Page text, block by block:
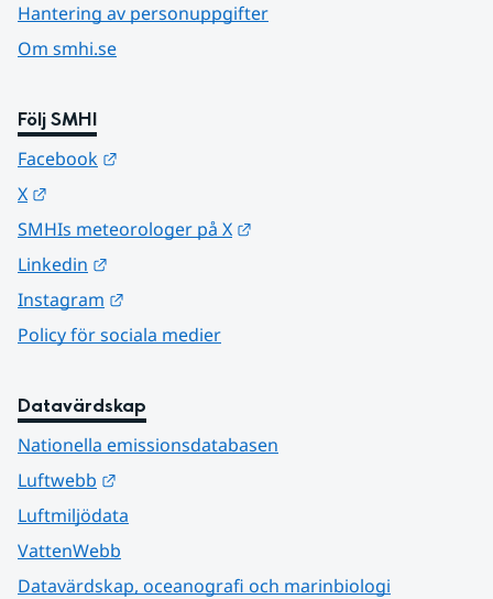
Hantering av personuppgifter
Om smhi.se
Följ SMHI
Facebook
X
SMHIs meteorologer på X
Linkedin
Instagram
Policy för sociala medier
Datavärdskap
Nationella emissionsdatabasen
Luftwebb
Luftmiljödata
VattenWebb
Datavärdskap, oceanografi och marinbiologi